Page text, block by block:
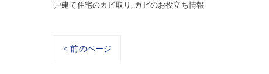
戸建て住宅のカビ取り カビのお役立ち情報
< 前のページ